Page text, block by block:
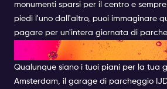
monumenti sparsi per il centro e
piedi l'uno dall'altro, puoi immaginare
pagare per un'intera giornata di
DOVE
Qualunque siano i tuoi piani per la tua
Amsterdam, il garage di parcheggio